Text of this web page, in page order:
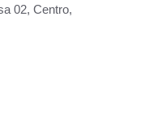
02, Centro,